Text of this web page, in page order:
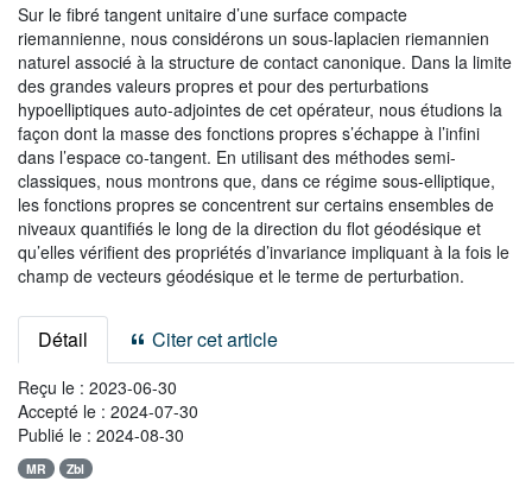
Sur le fibré tangent unitaire d’une surface compacte
riemannienne, nous considérons un sous-laplacien riemannien
naturel associé à la structure de contact canonique. Dans la limite
des grandes valeurs propres et pour des perturbations
hypoelliptiques auto-adjointes de cet opérateur, nous étudions la
façon dont la masse des fonctions propres s’échappe à l’infini
dans l’espace co-tangent. En utilisant des méthodes semi-
classiques, nous montrons que, dans ce régime sous-elliptique,
les fonctions propres se concentrent sur certains ensembles de
niveaux quantifiés le long de la direction du flot géodésique et
qu’elles vérifient des propriétés d’invariance impliquant à la fois le
champ de vecteurs géodésique et le terme de perturbation.
Détail Citer cet article
Reçu le : 2023-06-30
Accepté le : 2024-07-30
Publié le : 2024-08-30
MR Zbl